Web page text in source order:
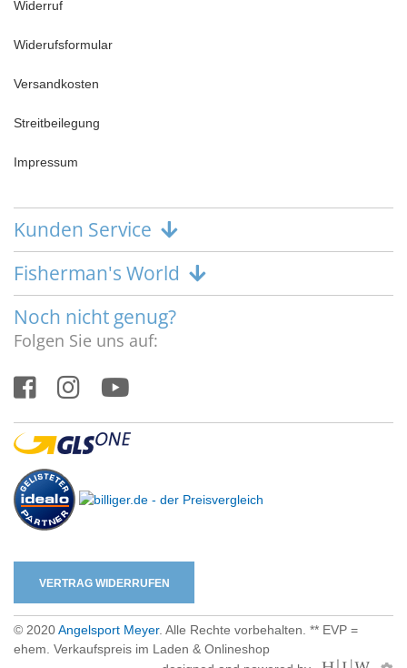
Widerruf
Widerufsformular
Versandkosten
Streitbeilegung
Impressum
Kunden Service
Fisherman's World
Noch nicht genug?
Folgen Sie uns auf:
VERTRAG WIDERRUFEN
© 2020Angelsport Meyer. Alle Rechte vorbehalten. ** EVP =
ehem. Verkaufspreis im Laden & Onlineshop